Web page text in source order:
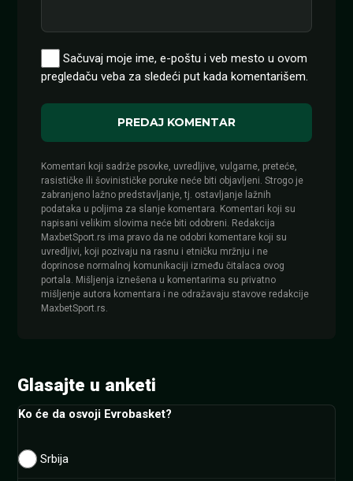
Sačuvaj moje ime, e-poštu i veb mesto u ovom
pregledaču veba za sledeći put kada komentarišem.
Komentari koji sadrže psovke, uvredljive, vulgarne, preteće,
rasističke ili šovinističke poruke neće biti objavljeni. Strogo je
zabranjeno lažno predstavljanje, tj. ostavljanje lažnih
podataka u poljima za slanje komentara. Komentari koji su
napisani velikim slovima neće biti odobreni. Redakcija
MaxbetSport.rs ima pravo da ne odobri komentare koji su
uvredljivi, koji pozivaju na rasnu i etničku mržnju i ne
doprinose normalnoj komunikaciji između čitalaca ovog
portala. Mišljenja iznešena u komentarima su privatno
mišljenje autora komentara i ne odražavaju stavove redakcije
MaxbetSport.rs.
Glasajte u anketi
Ko će da osvoji Evrobasket?
Srbija